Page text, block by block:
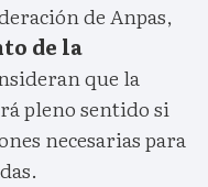
de Anpas,
de la
que la
pleno sentido si
necesarias para